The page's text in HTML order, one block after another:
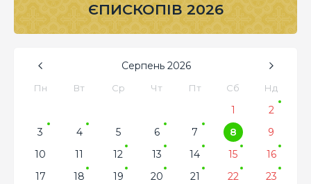
ЄПИСКОПІВ 2026
Серпень 2026
Пн Вт Ср Чт Пт Сб Нд
1
2
3
4 5 6 7 8
9
10
11 12 13 14 15
16
17
18 19 20 21 22
23